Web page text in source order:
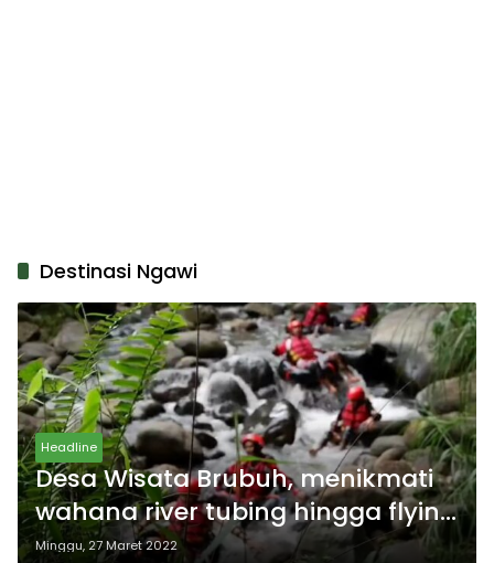
Destinasi Ngawi
Headline
Desa Wisata Brubuh, menikmati
wahana river tubing hingga flying
fox
Minggu, 27 Maret 2022